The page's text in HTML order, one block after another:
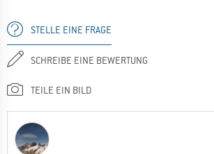
STELLE EINE FRAGE
SCHREIBE EINE BEWERTUNG
TEILE EIN BILD